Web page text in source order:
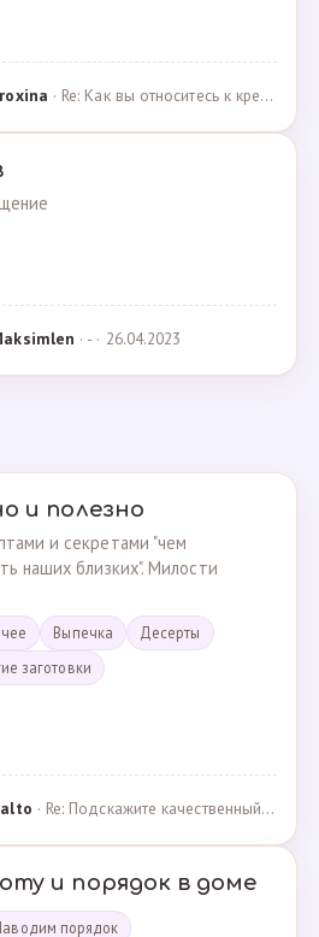
· Re: Как вы относитесь к кредитам? · 06.04.2025
· - · 26.04.2023
и полезно
и секретами "чем
наших близких". Милости
Выпечка
Десерты
заготовки
· Re: Подскажите качественный и крепкий капсульный ко… · 01.09.2024
и порядок в доме
порядок